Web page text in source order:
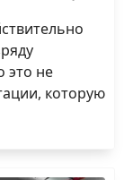
это не
которую